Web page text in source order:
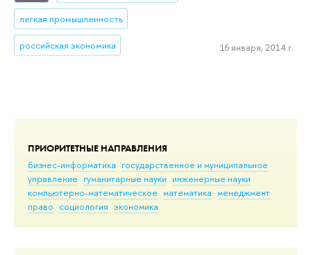
ПРИОРИТЕТНЫЕ НАПРАВЛЕНИЯ
бизнес-информатика государственное и муниципальное
управление гуманитарные науки инженерные науки
компьютерно-математическое математика менеджмент
право социология экономика
легкая промышленность
российская экономика 16 января, 2014 г.